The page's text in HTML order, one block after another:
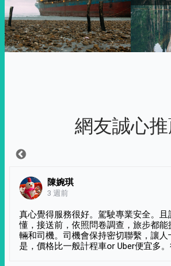
網友誠心
陳婉琪
3 週前
真心覺得服務很好。駕駛專業安全。且
懂，接送前，依照問卷調查，旅步都
輛和司機。司機會保持密切聯繫，讓
是，價格比一般計程車or Uber便宜多